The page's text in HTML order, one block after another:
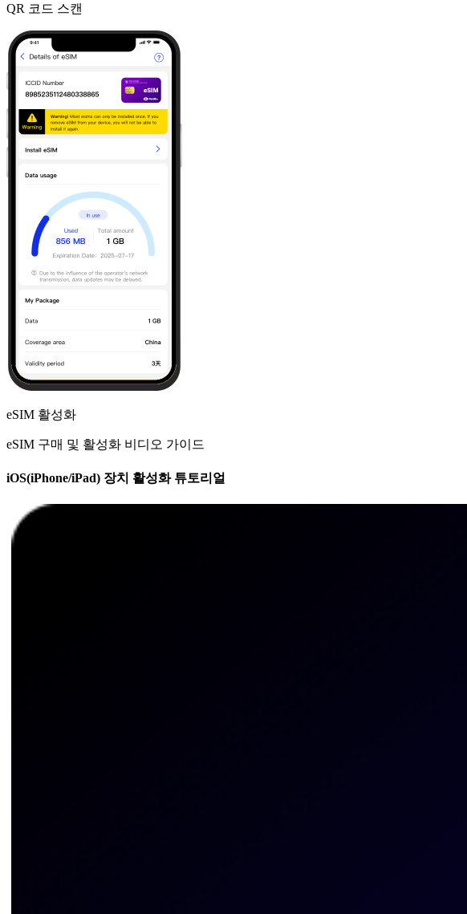
QR 코드 스캔
eSIM 활성화
eSIM 구매 및 활성화 비디오 가이드
iOS(iPhone/iPad) 장치 활성화 튜토리얼